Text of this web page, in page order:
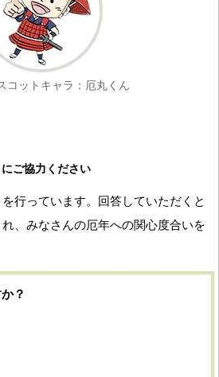
コットキャラ：厄丸くん
ご協力ください
行っています。回答していただくと
、みなさんの厄年への関心度合いを
？